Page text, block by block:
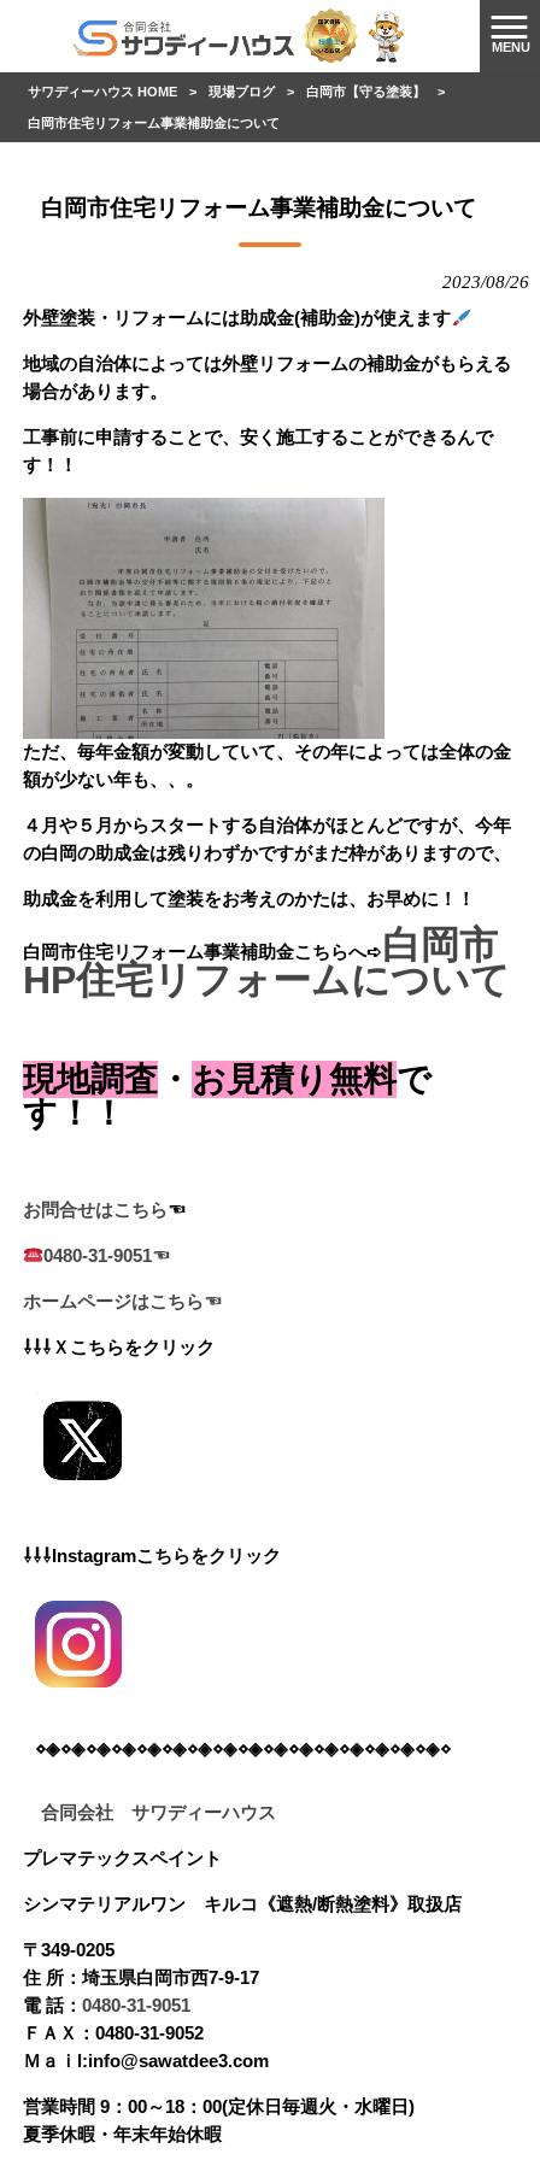
MENU
サワディーハウス HOME > 現場ブログ > 白岡市【守る塗装】 >
白岡市住宅リフォーム事業補助金について
白岡市住宅リフォーム事業補助金について
2023/08/26
外壁塗装・リフォームには助成金(補助金)が使えます
地域の自治体によっては外壁リフォームの補助金がもらえる
場合があります。
工事前に申請することで、安く施工することができるんで
す！！
ただ、毎年金額が変動していて、その年によっては全体の金
額が少ない年も、、。
４月や５月からスタートする自治体がほとんどですが、今年
の白岡の助成金は残りわずかですがまだ枠がありますので、
助成金を利用して塗装をお考えのかたは、お早めに！！
白岡市住宅リフォーム事業補助金こちらへ➪白岡市
HP住宅リフォームについて
現地調査・ お見積り無料で
す！！
お問合せはこちら☜
0480-31-9051☜
ホームページはこちら☜
⇩⇩⇩Ｘこちらをクリック
⇩⇩⇩Instagramこちらをクリック
⋄◈⋄◈⋄◈⋄◈⋄◈⋄◈⋄◈⋄◈⋄◈⋄◈⋄◈⋄◈⋄◈⋄◈⋄◈⋄◈⋄
合同会社 サワディーハウス
プレマテックスペイント
シンマテリアルワン キルコ《遮熱/断熱塗料》 取扱店
〒349-0205
住 所：埼玉県白岡市西7-9-17
電 話： 0480-31-9051
ＦＡＸ：0480-31-9052
Ｍａｉl:info@sawatdee3.com
営業時間 9：00～18：00(定休日毎週火・水曜日)
夏季休暇・年末年始休暇